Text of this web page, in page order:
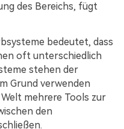
des Bereichs, fügt
bedeutet, dass
oft unterschiedlich
stehen der
Grund verwenden
mehrere Tools zur
den